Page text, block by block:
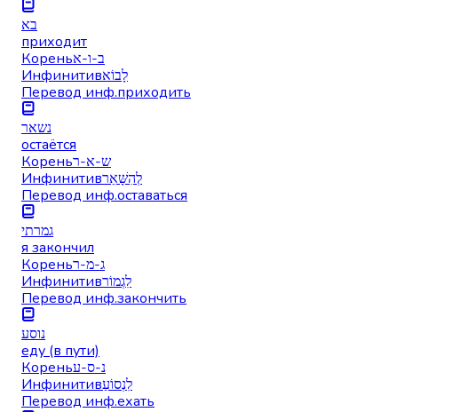
בא
приходит
Кореньב-ו-א
Инфинитивלָבוֹא
Перевод инф.приходить
נשאר
остаётся
Кореньש-א-ר
Инфинитивלְהִשָּׁאֵר
Перевод инф.оставаться
גמרתי
я закончил
Кореньג-מ-ר
Инфинитивלִגְמוֹר
Перевод инф.закончить
נוסע
еду (в пути)
Кореньנ-ס-ע
Инфинитивלִנְסוֹעַ
Перевод инф.ехать